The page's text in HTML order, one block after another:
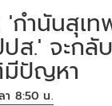
'กำนันสุเ
ส.' จะกลั
มีปัญหา
า 8:50 น.